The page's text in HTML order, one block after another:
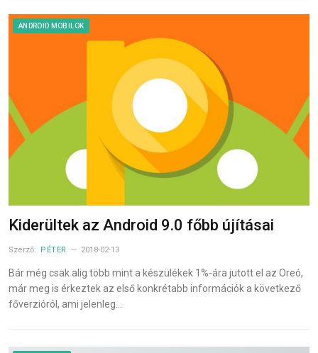
ANDROID MOBILOK
Kiderültek az Android 9.0 főbb újításai
Szerző: PÉTER 2018-02-13
Bár még csak alig több mint a készülékek 1%-ára jutott el az Oreó,
már meg is érkeztek az első konkrétabb információk a következő
főverzióról, ami jelenleg…